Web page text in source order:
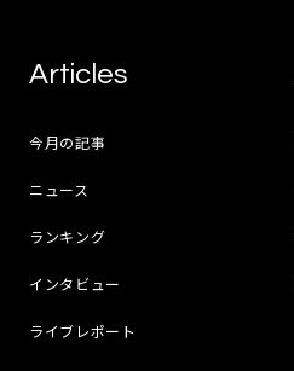
Articles
今月の記事
ニュース
ランキング
インタビュー
ライブレポート